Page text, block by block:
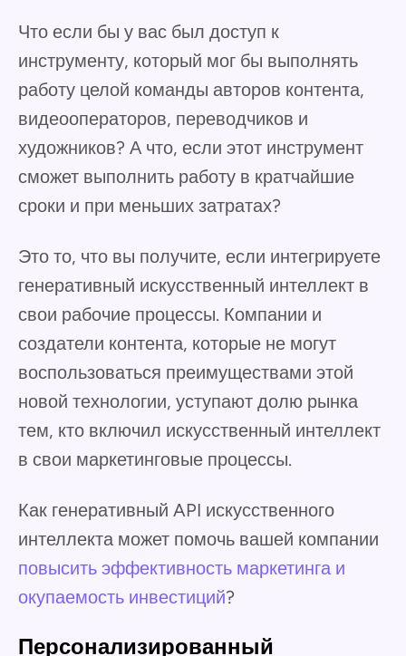
Что если бы у вас был доступ к
инструменту, который мог бы выполнять
работу целой команды авторов контента,
видеооператоров, переводчиков и
художников? А что, если этот инструмент
сможет выполнить работу в кратчайшие
сроки и при меньших затратах?
Это то, что вы получите, если интегрируете
генеративный искусственный интеллект в
свои рабочие процессы. Компании и
создатели контента, которые не могут
воспользоваться преимуществами этой
новой технологии, уступают долю рынка
тем, кто включил искусственный интеллект
в свои маркетинговые процессы.
Как генеративный API искусственного
интеллекта может помочь вашей компании
повысить эффективность маркетинга и
окупаемость инвестиций?
Персонализированный